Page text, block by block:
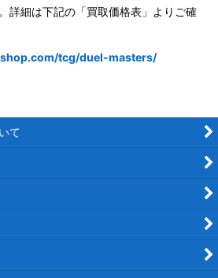
詳細は下記の「買取価格表」よりご確
tcg/duel-masters/
て